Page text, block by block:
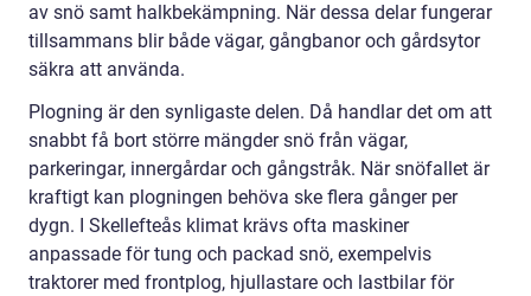
av snö samt halkbekämpning. När dessa delar fungerar
tillsammans blir både vägar, gångbanor och gårdsytor
säkra att använda.
Plogning är den synligaste delen. Då handlar det om att
snabbt få bort större mängder snö från vägar,
parkeringar, innergårdar och gångstråk. När snöfallet är
kraftigt kan plogningen behöva ske flera gånger per
dygn. I Skellefteås klimat krävs ofta maskiner
anpassade för tung och packad snö, exempelvis
traktorer med frontplog, hjullastare och lastbilar för